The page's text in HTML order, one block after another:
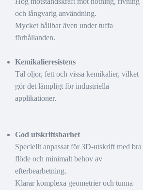
och långvarig användning.
Mycket hållbar även under tuffa
förhållanden.
Kemikalieresistens
Tål oljor, fett och vissa kemikalier, vilket
gör det lämpligt för industriella
applikationer.
God utskriftsbarhet
Speciellt anpassat för 3D-utskrift med bra
flöde och minimalt behov av
efterbearbetning.
Klarar komplexa geometrier och tunna